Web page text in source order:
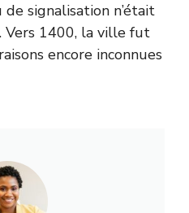
signalisation n’était
Vers 1400, la ville fut
encore inconnues